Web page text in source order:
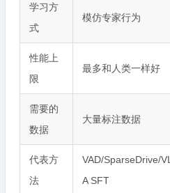
学习方
式
模仿专家行为
性能上
限
最多和人类一样好
需要的
数据
大量标注数据
代表方
法
VAD/SparseDrive/VL
A SFT